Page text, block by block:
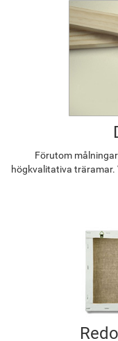
Förutom
högkvalitativa